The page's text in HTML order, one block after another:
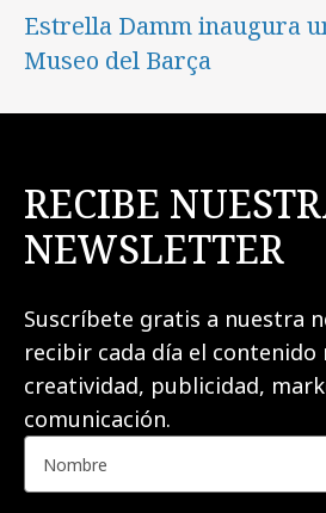
Estrella Damm inaugura
Museo del Barça
RECIBE
NEWSLETTER
Suscríbete gratis a nuestra
recibir cada día el contenido
creatividad, publicidad,
comunicación.